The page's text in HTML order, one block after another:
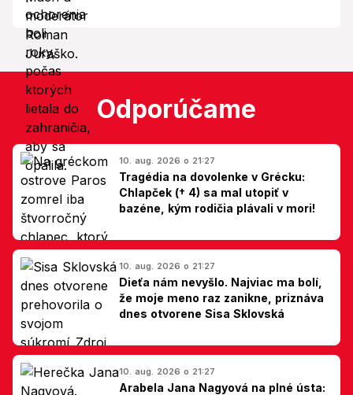
Odporúčame
10. aug. 2026 o 21:27
Tragédia na dovolenke v Grécku:
Chlapček († 4) sa mal utopiť v
bazéne, kým rodičia plávali v mori!
10. aug. 2026 o 21:27
Dieťa nám nevyšlo. Najviac ma bolí,
že moje meno raz zanikne, priznáva
dnes otvorene Sisa Sklovská
10. aug. 2026 o 21:27
Arabela Jana Nagyová na plné ústa: